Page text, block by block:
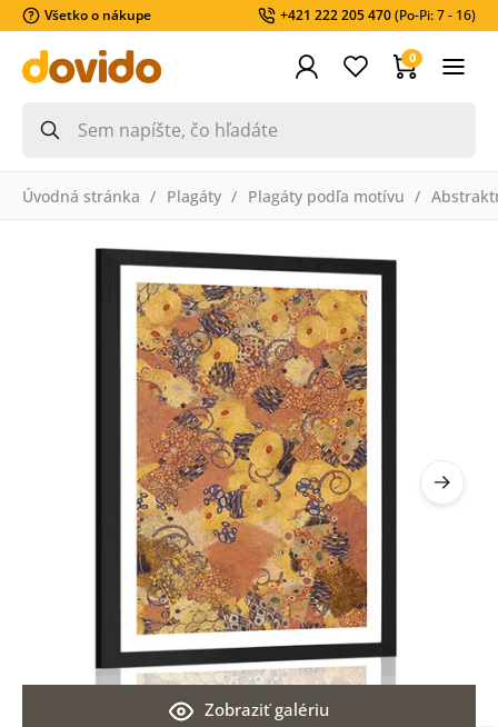
Všetko o nákupe +421 222 205 470(Po-Pi: 7 - 16)
0
Úvodná stránka Plagáty Plagáty podľa motívu
Zobraziť galériu